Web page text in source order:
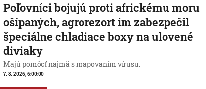
Poľovníci bojujú proti africkému moru
ošípaných, agrorezort im zabezpečil
špeciálne chladiace boxy na ulovené
diviaky
Majú pomôcť najmä s mapovaním vírusu.
7. 8. 2026, 6:00:00